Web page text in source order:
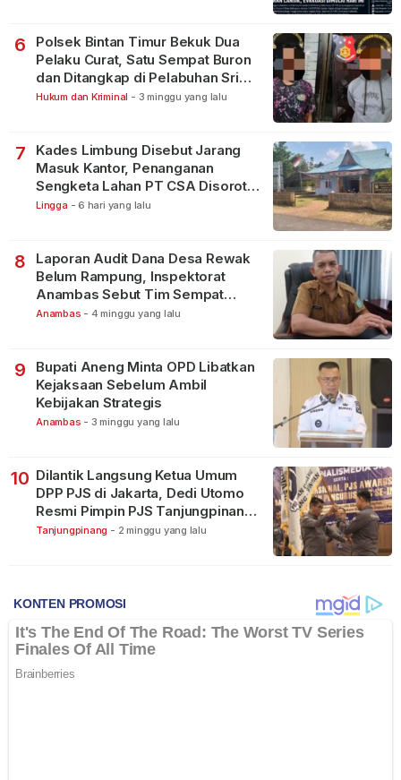
6
Polsek Bintan Timur Bekuk Dua
Pelaku Curat, Satu Sempat Buron
dan Ditangkap di Pelabuhan Sri
Bintan Pura
Hukum dan Kriminal - 3 minggu yang lalu
7
Kades Limbung Disebut Jarang
Masuk Kantor, Penanganan
Sengketa Lahan PT CSA Disorot
Warga
Lingga - 6 hari yang lalu
8
Laporan Audit Dana Desa Rewak
Belum Rampung, Inspektorat
Anambas Sebut Tim Sempat
Terbagi Tangani Kasus Lain
Anambas - 4 minggu yang lalu
9
Bupati Aneng Minta OPD Libatkan
Kejaksaan Sebelum Ambil
Kebijakan Strategis
Anambas - 3 minggu yang lalu
10 Dilantik Langsung Ketua Umum
DPP PJS di Jakarta, Dedi Utomo
Resmi Pimpin PJS Tanjungpinang-
Bintan
Tanjungpinang - 2 minggu yang lalu